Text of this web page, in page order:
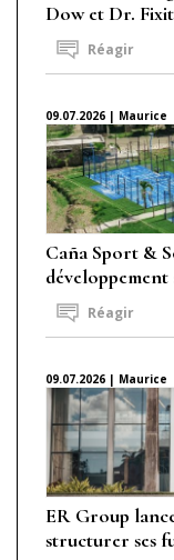
Dow et Dr.
Réagir
09.07.2026 | Maurice
Caña Sport &
Réagir
09.07.2026 | Maurice
ER Group
structurer ses